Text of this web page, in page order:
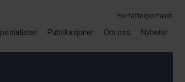
Forfatterportalen
Publikasjoner Om oss Nyheter